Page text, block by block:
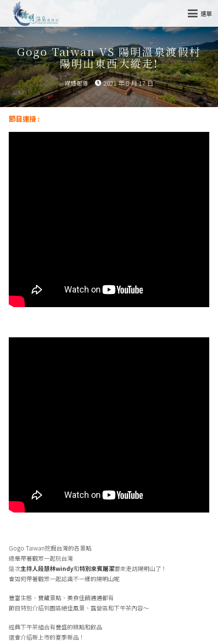
選單
Gogo Taiwan VS 陽明溫泉渡假村
陽明山東西大縱走!
媒體報導 2021 年 8 月 17 日
節目連接 :
Gogo Taiwan挖掘台灣的各景點
總是帶著觀眾一起玩台灣
這次主持人段慧林windy和特別來賓屠潔要來走訪陽明山了！
會如何帶著觀眾一起認識不一樣的陽明山呢
豐富生態、寶藏景點、美食佳餚通通都有
節目特別介紹到園區絕佳風景、露營區和下午茶內容～
經典下午茶組合有豐盛的糕點和飲品
還會介紹新上市的夏季新品！